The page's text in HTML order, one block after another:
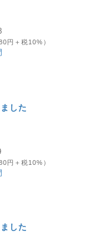
円＋税10%）
した
円＋税10%）
した